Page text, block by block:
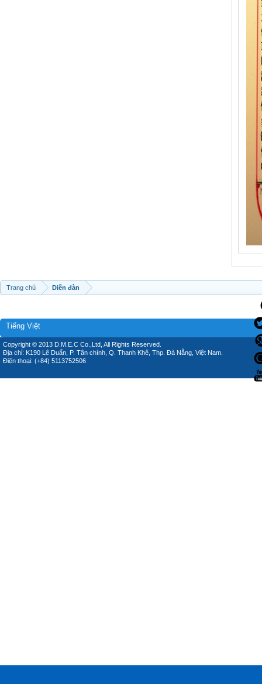
Trang chủ Diễn đàn
Tiếng Việt
Copyright © 2013 D.M.E.C Co.,Ltd, All Rights Reserved.
Địa chỉ: K190 Lê Duẩn, P. Tân chính, Q. Thanh Khê, Thp. Đà Nẵng, Việt Nam.
Điện thoại: (+84) 5113752506